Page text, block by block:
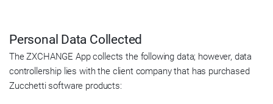
Personal Data Collected
The ZXCHANGE App collects the following data; however, data
controllership lies with the client company that has purchased
Zucchetti software products: